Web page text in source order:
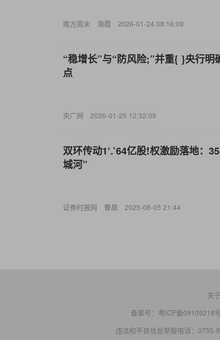
南方周末 海霞 2026-01-24 08:16:09
“稳增长”与“防风险;”并重{ }央行明
点
央广网 2026-01-25 12:32:09
双环传动1‘.’64亿股!权激励落地：
城河”
证券时报网 曹晨 2025-08-05 21:44
关
备案号： 粤ICP备09109218
违法和不良信息举报电话：0755-